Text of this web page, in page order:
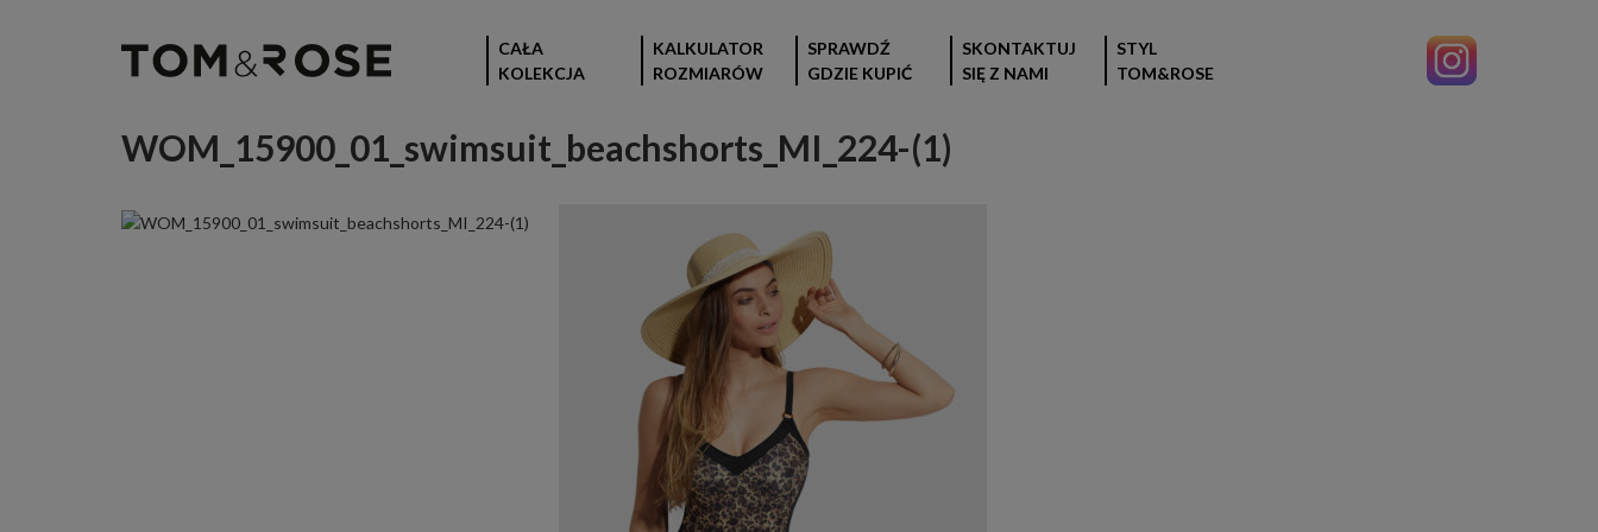
CAŁA
KOLEKCJA
KALKULATOR
ROZMIARÓW
SPRAWDŹ
GDZIE KUPIĆ
SKONTAKTUJ
SIĘ Z NAMI
STYL
TOM&ROSE
WOM_15900_01_swimsuit_beachshorts_MI_224-(1)